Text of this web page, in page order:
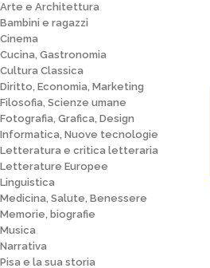
Arte e Architettura
Bambini e ragazzi
Cinema
Cucina, Gastronomia
Cultura Classica
Diritto, Economia, Marketing
Filosofia, Scienze umane
Fotografia, Grafica, Design
Informatica, Nuove tecnologie
Letteratura e critica letteraria
Letterature Europee
Linguistica
Medicina, Salute, Benessere
Memorie, biografie
Musica
Narrativa
Pisa e la sua storia